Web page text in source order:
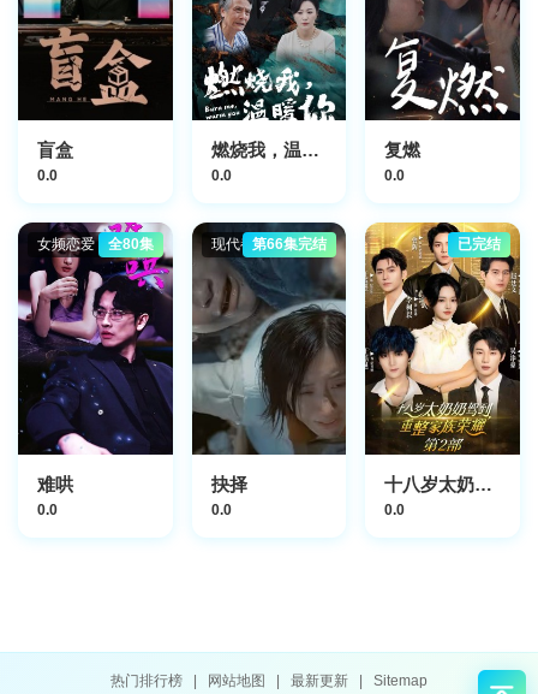
盲盒
0.0
燃烧我，温暖你
0.0
复燃
0.0
女频恋爱 全80集
难哄
0.0
现代都市第66集完结
抉择
0.0
已完结
十八岁太奶奶驾到，重整家族荣耀2
0.0
热门排行榜 网站地图 最新更新 Sitemap